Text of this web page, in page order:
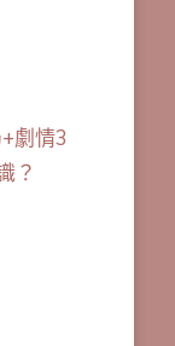
劇情3
？